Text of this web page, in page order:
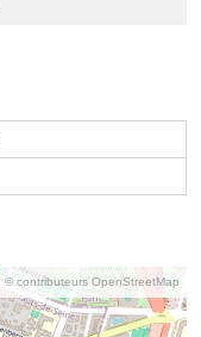
© contributeurs OpenStreetMap